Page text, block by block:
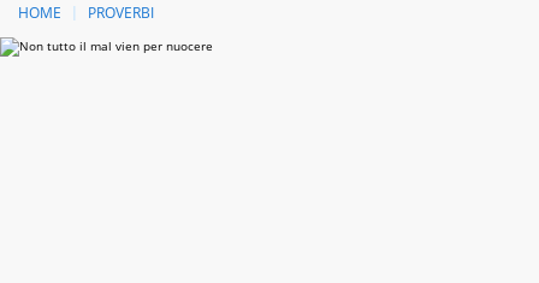
HOME PROVERBI